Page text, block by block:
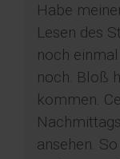
Habe
Lesen des
noch
noch. Bloß
kommen.
ansehen.